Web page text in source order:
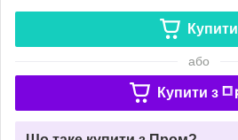
Купити
або
Купити з